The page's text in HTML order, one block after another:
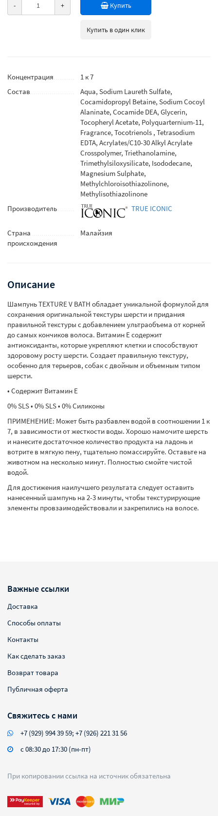
- + Купить
Купить в один клик
Концентрация
1 к 7
Состав
Aqua, Sodium Laureth Sulfate,
Cocamidopropyl Betaine, Sodium Cocoyl
Alaninate, Cocamide DEA, Glycerin,
Tocopheryl Acetate, Polyquarternium-11,
Fragrance, Tocotrienols , Tetrasodium
EDTA, Acrylates/C10-30 Alkyl Acrylate
Crosspolymer, Triethanolamine,
Trimethylsiloxysilicate, Isododecane,
Magnesium Sulphate,
Methylchloroisothiazolinone,
Methylisothiazolinone
Производитель
TRUE ICONIC
Страна
происхождения
Малайзия
Описание
Шампунь TEXTURE V BATH обладает уникальной формулой для
сохранения оригинальной текстуры шерсти и придания
правильной текстуры с добавлением ультраобъема от корней
до самых кончиков волоса. Витамин Е содержит
антиоксиданты, которые укрепляют клетки и способствуют
здоровому росту шерсти. Создает правильную текстуру,
особенно для терьеров, собак с двойным и объемным типом
шерсти.
• Содержит Витамин Е
0% SLS • 0% SLS • 0% Силиконы
ПРИМЕНЕНИЕ: Может быть разбавлен водой в соотношении 1 к
7, в зависимости от жесткости воды. Хорошо намочите шерсть
и нанесите достаточное количество продукта на ладонь и
вотрите в мягкую пену, тщательно помассируйте. Оставьте на
животном на несколько минут. Полностью смойте чистой
водой.
Для достижения наилучшего результата следует оставить
нанесенный шампунь на 2-3 минуты, чтобы текстурирующие
элементы провзаимодействовали и закрепились на волосе.
Важные ссылки
Доставка
Способы оплаты
Контакты
Как сделать заказ
Возврат товара
Публичная оферта
Свяжитесь с нами
+7 (929) 994 39 59; +7 (926) 221 31 56
с 08:30 до 17:30 (пн-пт)
При копировании ссылка на источник обязательна